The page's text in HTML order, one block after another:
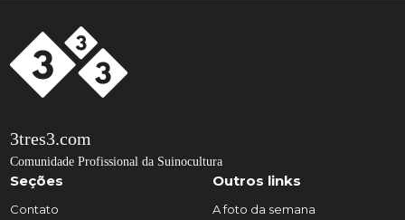
3tres3.com
Comunidade Profissional da Suinocultura
Seções
Contato
Outros links
A foto da semana